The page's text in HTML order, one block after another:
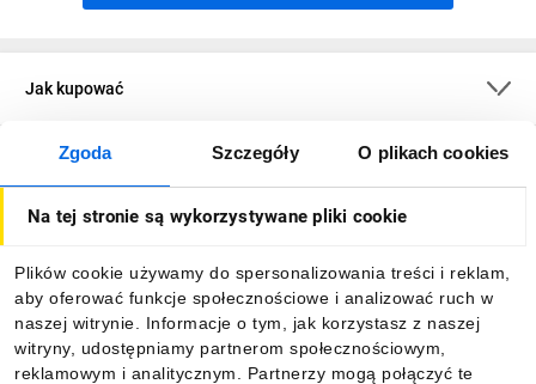
Zgoda Szczegóły O plikach cookies
Na tej stronie są wykorzystywane pliki cookie
Plików cookie używamy do spersonalizowania treści i reklam,
aby oferować funkcje społecznościowe i analizować ruch w
naszej witrynie. Informacje o tym, jak korzystasz z naszej
witryny, udostępniamy partnerom społecznościowym,
reklamowym i analitycznym. Partnerzy mogą połączyć te
Jak kupować
O firmie
Informacje